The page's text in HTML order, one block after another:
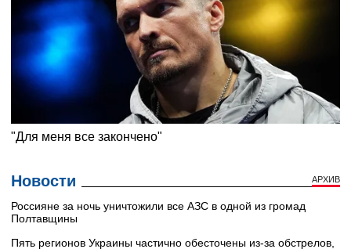
Новости АРХИВ
Россияне за ночь уничтожили все АЗС в одной из громад
Полтавщины
Пять регионов Украины частично обесточены из-за обстрелов,